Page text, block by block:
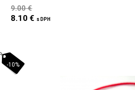
9.00 €
8.10 € s DPH
-10%